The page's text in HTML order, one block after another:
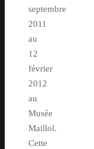
septembre
2011
au
12
février
2012
au
Musée
Maillol.
Cette